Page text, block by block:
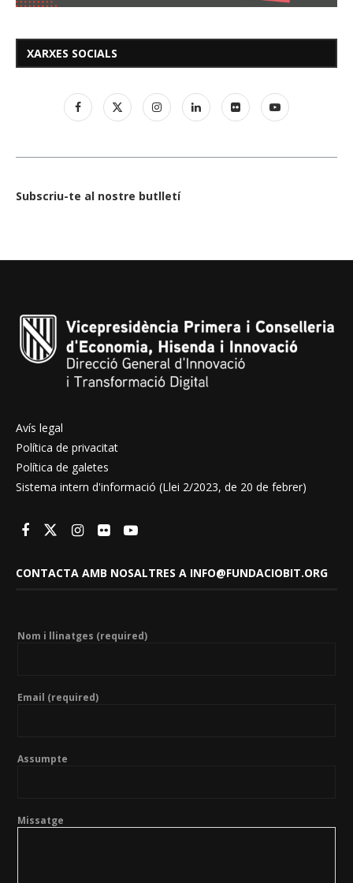
XARXES SOCIALS
Subscriu-te al nostre butlletí
Avís legal
Política de privacitat
Política de galetes
Sistema intern d'informació (Llei 2/2023, de 20 de febrer)
CONTACTA AMB NOSALTRES A INFO@FUNDACIOBIT.ORG
Nom i llinatges (required)
Email (required)
Assumpte
Missatge